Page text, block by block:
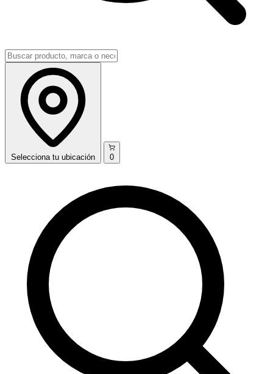
Selecciona tu ubicación 0